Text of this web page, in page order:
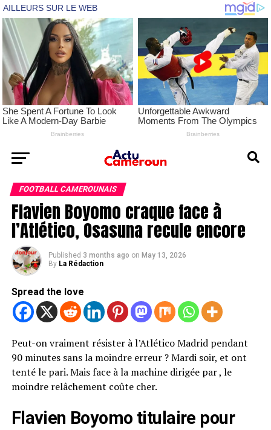
FOOTBALL CAMEROUNAIS
Flavien Boyomo craque face à
l’Atlético, Osasuna recule encore
Published 3 months ago on May 13, 2026
By La Rédaction
Spread the love
Peut-on vraiment résister à l’Atlético Madrid pendant
90 minutes sans la moindre erreur ? Mardi soir, et ont
tenté le pari. Mais face à la machine dirigée par , le
moindre relâchement coûte cher.
Flavien Boyomo titulaire pour